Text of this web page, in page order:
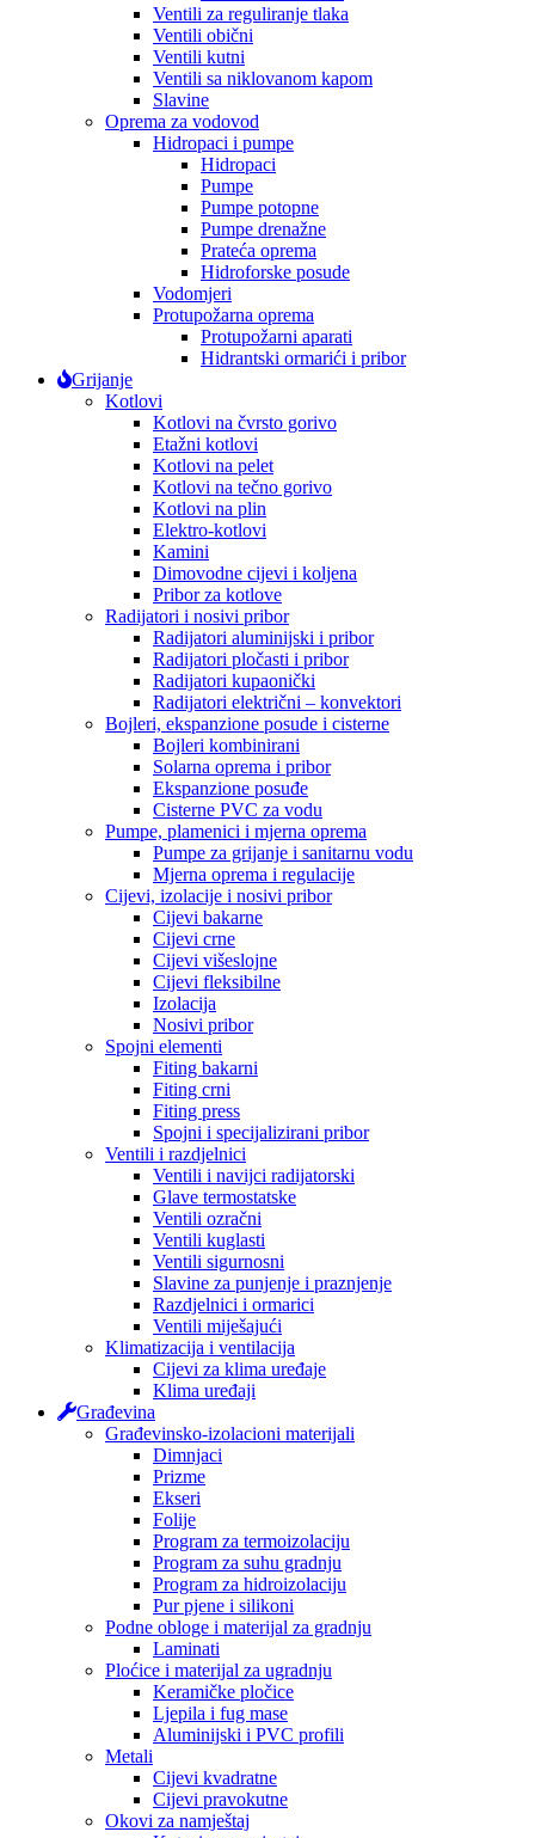
Ventili za reguliranje tlaka
Ventili obični
Ventili kutni
Ventili sa niklovanom kapom
Slavine
Oprema za vodovod
Hidropaci i pumpe
Hidropaci
Pumpe
Pumpe potopne
Pumpe drenažne
Prateća oprema
Hidroforske posude
Vodomjeri
Protupožarna oprema
Protupožarni aparati
Hidrantski ormarići i pribor
Grijanje
Kotlovi
Kotlovi na čvrsto gorivo
Etažni kotlovi
Kotlovi na pelet
Kotlovi na tečno gorivo
Kotlovi na plin
Elektro-kotlovi
Kamini
Dimovodne cijevi i koljena
Pribor za kotlove
Radijatori i nosivi pribor
Radijatori aluminijski i pribor
Radijatori pločasti i pribor
Radijatori kupaonički
Radijatori električni – konvektori
Bojleri, ekspanzione posude i cisterne
Bojleri kombinirani
Solarna oprema i pribor
Ekspanzione posuđe
Cisterne PVC za vodu
Pumpe, plamenici i mjerna oprema
Pumpe za grijanje i sanitarnu vodu
Mjerna oprema i regulacije
Cijevi, izolacije i nosivi pribor
Cijevi bakarne
Cijevi crne
Cijevi višeslojne
Cijevi fleksibilne
Izolacija
Nosivi pribor
Spojni elementi
Fiting bakarni
Fiting crni
Fiting press
Spojni i specijalizirani pribor
Ventili i razdjelnici
Ventili i navijci radijatorski
Glave termostatske
Ventili ozračni
Ventili kuglasti
Ventili sigurnosni
Slavine za punjenje i praznjenje
Razdjelnici i ormarici
Ventili miješajući
Klimatizacija i ventilacija
Cijevi za klima uređaje
Klima uređaji
Građevina
Građevinsko-izolacioni materijali
Dimnjaci
Prizme
Ekseri
Folije
Program za termoizolaciju
Program za suhu gradnju
Program za hidroizolaciju
Pur pjene i silikoni
Podne obloge i materijal za gradnju
Laminati
Ploćice i materijal za ugradnju
Keramičke pločice
Ljepila i fug mase
Aluminijski i PVC profili
Metali
Cijevi kvadratne
Cijevi pravokutne
Okovi za namještaj